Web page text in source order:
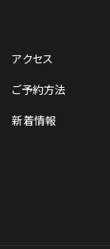
アクセス
ご予約方法
新着情報